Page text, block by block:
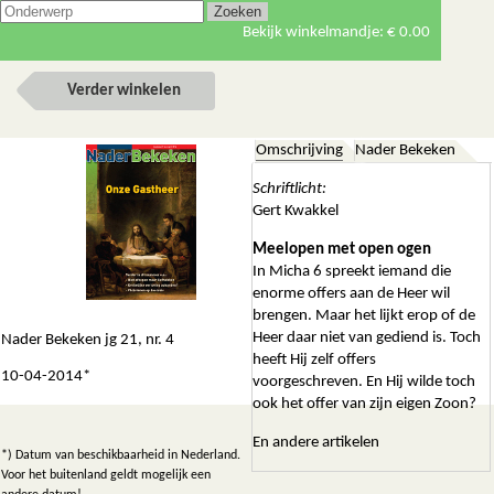
Bekijk winkelmandje: € 0.00
Verder winkelen
Omschrijving
Schriftlicht:
Gert Kwakkel
Meelopen met open ogen
In Micha 6 spreekt iemand die
enorme offers aan de Heer wil
brengen. Maar het lijkt erop of de
Heer daar niet van gediend is. Toch
heeft Hij zelf offers
voorgeschreven. En Hij wilde toch
ook het offer van zijn eigen Zoon?
En andere artikelen
Nader Bekeken
Nader Bekeken jg 21, nr. 4
10-04-2014*
*) Datum van beschikbaarheid in Nederland.
Voor het buitenland geldt mogelijk een